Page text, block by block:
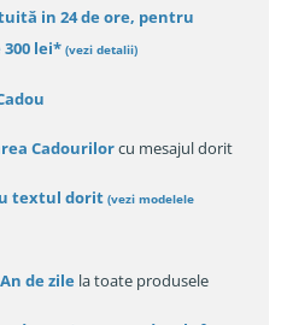
in 24 de ore, pentru
lei* (vezi detalii)
Cadourilorcu mesajul dorit
textul dorit (vezi modelele
de zile la toate produsele